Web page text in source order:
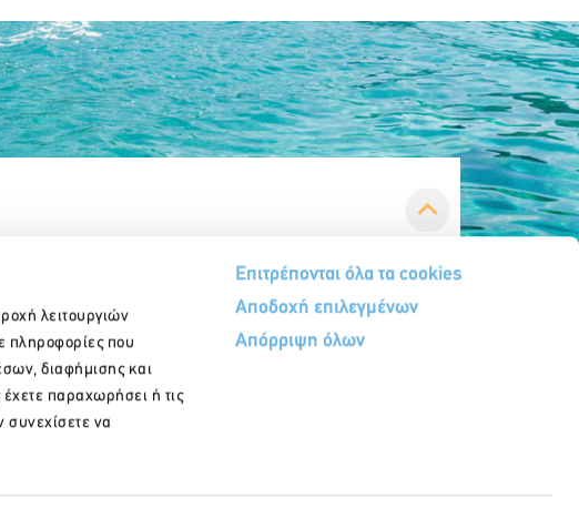
λειτουργιών
πληροφορίες που
διαφήμισης και
παραχωρήσει ή τις
να
Επιτρέπονται όλα τα cookies
Αποδοχή επιλεγμένων
Απόρριψη όλων
Εγγραφή στο newsletter